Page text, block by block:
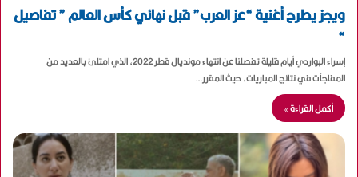
ويجز يطرح أغنية “عز العرب” قبل نهائي كأس العالم ” تفاصيل
“
إسراء البواردي أيام قليلة تفصلنا عن انتهاء مونديال قطر 2022، الذي امتلئ بالعديد من
المفاجآت في نتائج المباريات، حيث المقرر…
أكمل القراءة »